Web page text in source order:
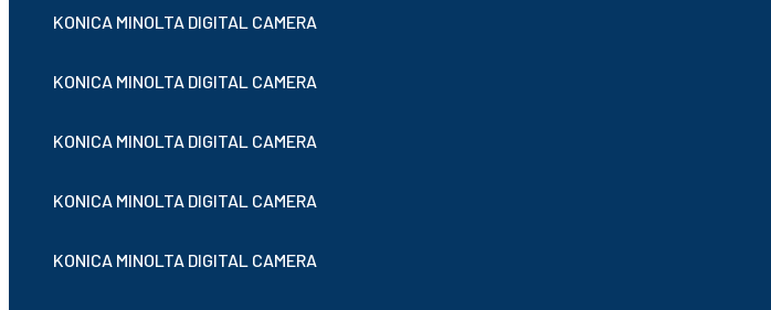
KONICA MINOLTA DIGITAL CAMERA
KONICA MINOLTA DIGITAL CAMERA
KONICA MINOLTA DIGITAL CAMERA
KONICA MINOLTA DIGITAL CAMERA
KONICA MINOLTA DIGITAL CAMERA